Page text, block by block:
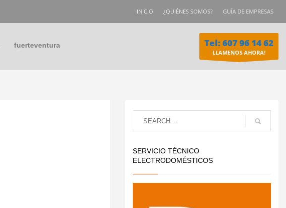
INICIO ¿QUIÉNES SOMOS? GUÍA DE EMPRESAS
fuerteventura Tel: 607 96 14 62
LLAMENOS AHORA!
SERVICIO TÉCNICO
ELECTRODOMÉSTICOS